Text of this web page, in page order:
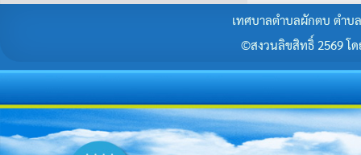
เทศบาลตำบลผักตบ ตำบ
©สงวนลิขสิทธิ์ 2569 โ